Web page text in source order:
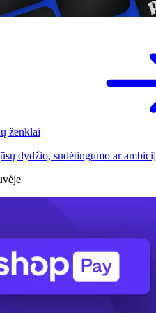
ženklai
dydžio, sudėtingumo ar